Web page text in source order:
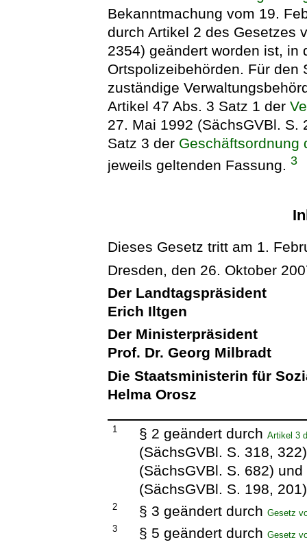
Bekanntmachung vom 19.
durch Artikel 2 des Gesetzes
2354) geändert worden ist,
Ortspolizeibehörden. Für den
zuständige
Artikel 47 Abs. 3 Satz 1 der
27. Mai 1992 (SächsGVBl. S.
Satz 3 der Geschäftsordnung
jeweils geltenden Fassung. 3
Dieses Gesetz tritt am 1.
Dresden, den 26. Oktober
Der Landtagspräsident
Erich Iltgen
Der Ministerpräsident
Prof. Dr. Georg Milbradt
Die Staatsministerin für
Helma Orosz
1 § 2 geändert durchArtikel 3
(SächsGVBl. S. 318,
(SächsGVBl. S. 682)
(SächsGVBl. S. 198, 201)
2 § 3 geändert durchGesetz
3
§ 5 geändert durchGesetz